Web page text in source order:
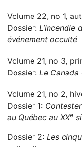
Volume 22, no 1,
Dossier: L’incendie
événement occulté
Volume 21, no 3,
Dossier: Le Canada
Volume 21, no 2,
Dossier 1:
au Québec au XXe
Dossier 2: Les